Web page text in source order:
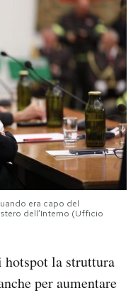
era capo del
dell’Interno (Ufficio
la struttura
per aumentare